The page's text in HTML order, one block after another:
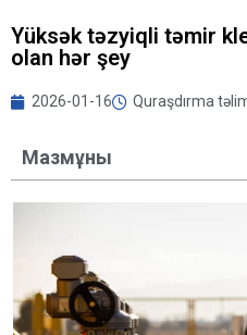
Yüksək təzyiqli təmir
olan hər şey
2026-01-16 Quraşdırma
Мазмұны